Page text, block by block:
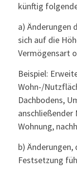
künftig
a) Änderungen
sich auf die
Vermögensart
Beispiel:
Wohn-/
Dachbodens,
anschließender
Wohnung,
b)
Festsetzung